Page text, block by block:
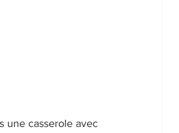
une casserole avec